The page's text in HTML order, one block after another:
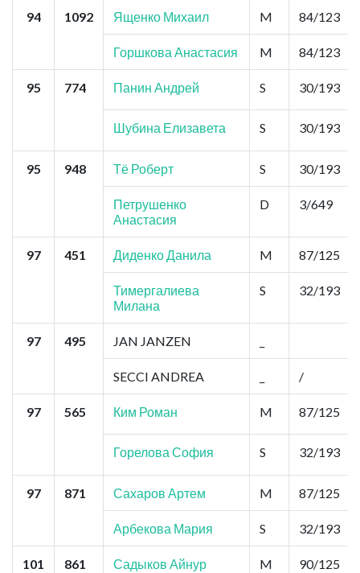
94 1092 Ященко Михаил M 84/123
Горшкова Анастасия M 84/123
95 774 Панин Андрей S 30/193
Шубина Елизавета S 30/193
95 948 Тё Роберт S 30/193
Петрушенко
Анастасия
D 3/649
97 451 Диденко Данила M 87/125
Тимергалиева
Милана
S 32/193
97 495 JAN JANZEN
SECCI ANDREA /
97 565 Ким Роман M 87/125
Горелова София S 32/193
97 871 Сахаров Артем M 87/125
Арбекова Мария S 32/193
101 861 Садыков Айнур M 90/125